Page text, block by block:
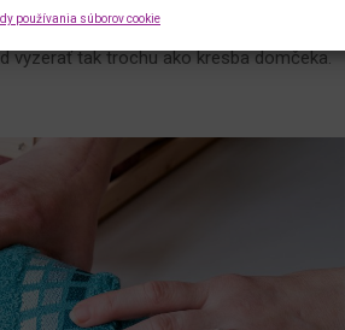
používania súborov cookie
tie stredové) a koniec pri vašich rukách
vyzerať tak trochu ako kresba domčeka.